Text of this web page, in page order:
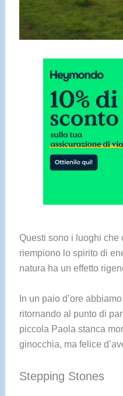
Questi sono i luoghi che
riempiono lo spirito di
natura ha un effetto
In un paio d’ore
ritornando al punto di
piccola Paola stanca
ginocchia, ma felice
Stepping Stones